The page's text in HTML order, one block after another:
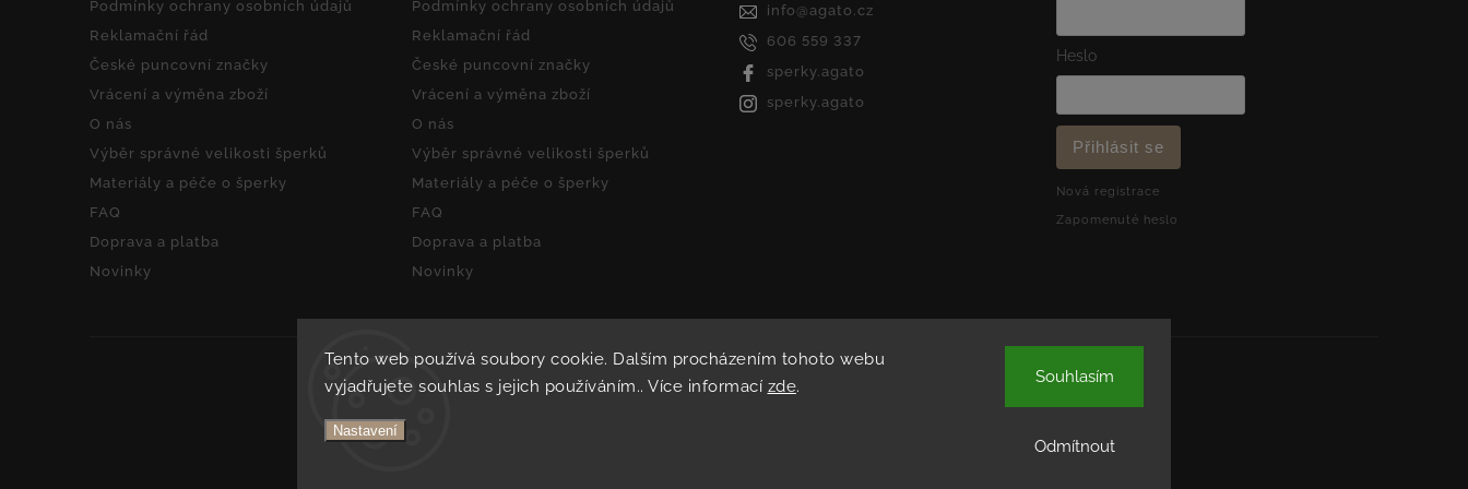
Tento web používá soubory cookie. Dalším procházením tohoto webu
vyjadřujete souhlas s jejich používáním.. Více informací zde.
Nastavení
Odmítnout
Souhlasím
Podmínky ochrany osobních údajů
Reklamační řád
České puncovní značky
Vrácení a výměna zboží
O nás
Výběr správné velikosti šperků
Materiály a péče o šperky
FAQ
Doprava a platba
Novinky
Podmínky ochrany osobních údajů
Reklamační řád
České puncovní značky
Vrácení a výměna zboží
O nás
Výběr správné velikosti šperků
Materiály a péče o šperky
FAQ
Doprava a platba
Novinky
info @agato.cz
606 559 337
sperky.agato
sperky.agato
Heslo
Přihlásit se
Nová registrace
Zapomenuté heslo
Copyright 2026Agato. Všechna práva vyhrazena.